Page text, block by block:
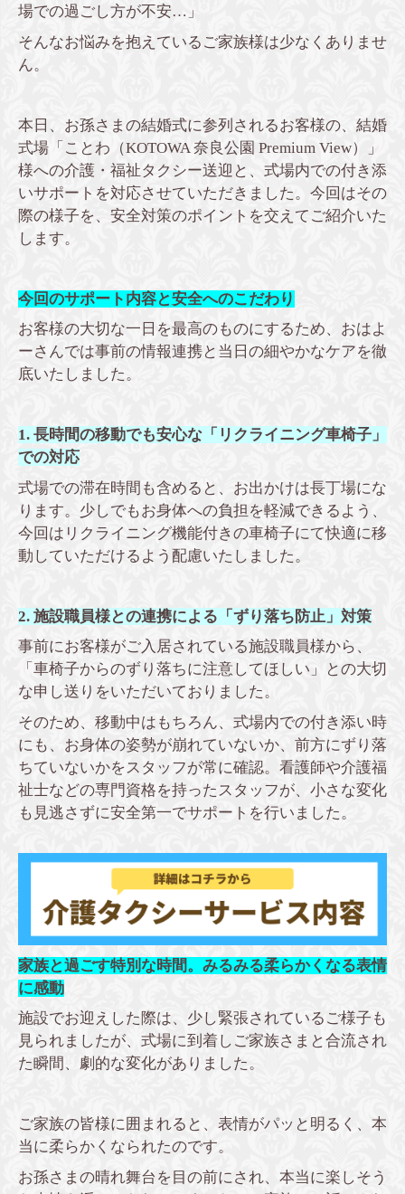
場での過ごし方が不安…」
そんなお悩みを抱えているご家族様は少なくありませ
ん。
本日、お孫さまの結婚式に参列されるお客様の、結婚
式場「ことわ（KOTOWA 奈良公園 Premium View）」
様への介護・福祉タクシー送迎と、式場内での付き添
いサポートを対応させていただきました。今回はその
際の様子を、安全対策のポイントを交えてご紹介いた
します。
今回のサポート内容と安全へのこだわり
お客様の大切な一日を最高のものにするため、おはよ
ーさんでは事前の情報連携と当日の細やかなケアを徹
底いたしました。
1. 長時間の移動でも安心な「リクライニング車椅子」
での対応
式場での滞在時間も含めると、お出かけは長丁場にな
ります。少しでもお身体への負担を軽減できるよう、
今回はリクライニング機能付きの車椅子にて快適に移
動していただけるよう配慮いたしました。
2. 施設職員様との連携による「ずり落ち防止」対策
事前にお客様がご入居されている施設職員様から、
「車椅子からのずり落ちに注意してほしい」との大切
な申し送りをいただいておりました。
そのため、移動中はもちろん、式場内での付き添い時
にも、お身体の姿勢が崩れていないか、前方にずり落
ちていないかをスタッフが常に確認。看護師や介護福
祉士などの専門資格を持ったスタッフが、小さな変化
も見逃さずに安全第一でサポートを行いました。
家族と過ごす特別な時間。みるみる柔らかくなる表情
に感動
施設でお迎えした際は、少し緊張されているご様子も
見られましたが、式場に到着しご家族さまと合流され
た瞬間、劇的な変化がありました。
ご家族の皆様に囲まれると、表情がパッと明るく、本
当に柔らかくなられたのです。
お孫さまの晴れ舞台を目の前にされ、本当に楽しそう